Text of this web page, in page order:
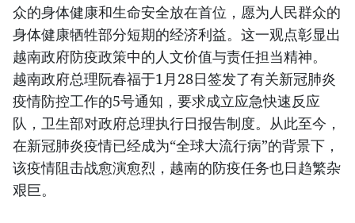
众的身体健康和生命安全放在首位，愿为人民群众的
身体健康牺牲部分短期的经济利益。这一观点彰显出
越南政府防疫政策中的人文价值与责任担当精神。
越南政府总理阮春福于1月28日签发了有关新冠肺炎
疫情防控工作的5号通知，要求成立应急快速反应
队，卫生部对政府总理执行日报告制度。从此至今，
在新冠肺炎疫情已经成为“全球大流行病”的背景下，
该疫情阻击战愈演愈烈，越南的防疫任务也日趋繁杂
艰巨。